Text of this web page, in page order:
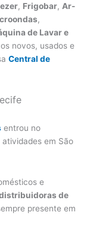
, Frigobar, Ar-
,
de Lavar e
novos, usados e
Central de
entrou no
em São
e
de
presente em